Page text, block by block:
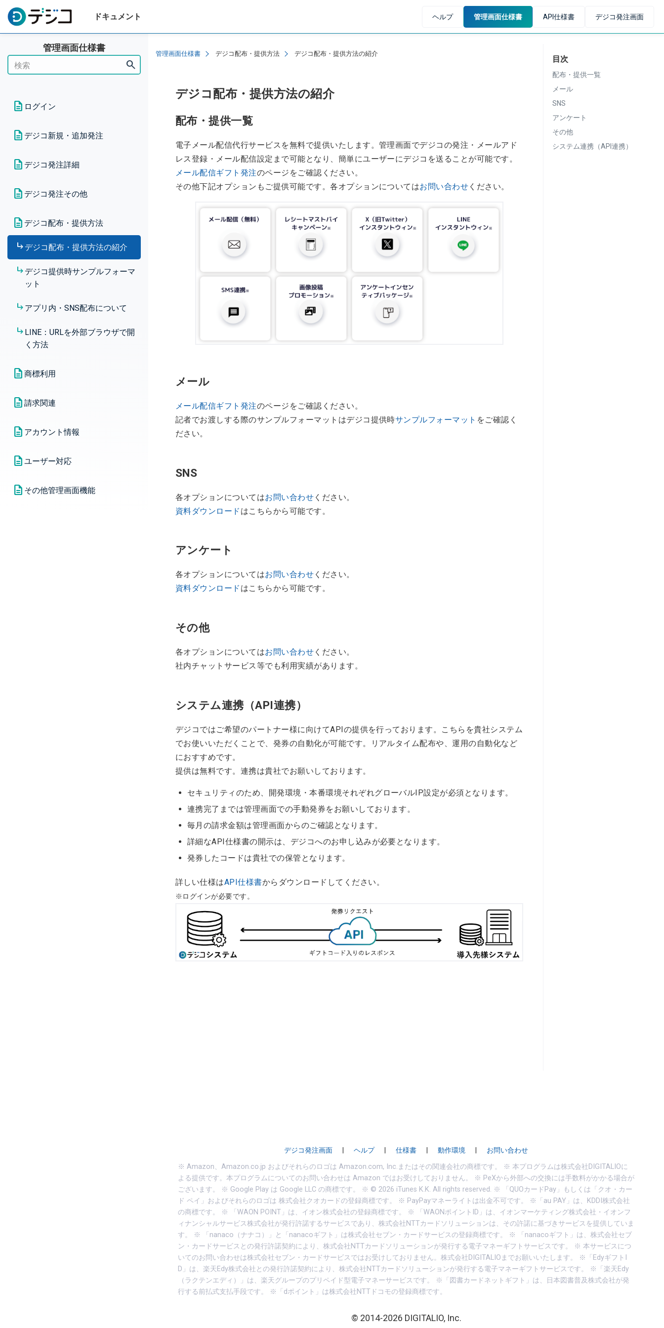
ドキュメント ヘルプ 管理画面仕様書 API仕様書 デジコ発注画面
管理画面仕様書
search
ログイン
ログインについて
えについて（ログインチュート
デジコ新規・追加発注
デジコ新規発注
発注）
ギフト新規発注｜CSVダウンロ
ード（承認制発注）
（即時発注）
ギフト新規発注｜メール配信
（承認制発注）
デジコ発注詳細
CSVダウンロード発注｜ステー
タスについて（承認制発注）
CSVダウンロード発注｜発券情
報ダウンロード
CSVダウンロード発注｜ステー
タスについて
ンロード
メール配信発注｜再送・配信エ
ラー対応
メール配信発注｜ステータスに
メール配信発注｜ステータスに
デジコ発注その他
設定券種・交換先
発注詳細機能
発注上限と当月発券量の確認
デジコ配布・提供方法
デジコ配布・提供方法の紹介
デジコ提供時サンプルフォーマ
ット
アプリ内・SNS配布について
LINE：URLを外部ブラウザで開
く方法
商標利用
ロゴ・名称のテキスト記載（商
請求関連
前払い｜請求確認・請求書発行
アカウント情報
アカウント情報｜メールアドレ
スログインの方
アカウント情報｜パートナーコ
ユーザー対応
交換に関するお問い合わせ
その他管理画面機能
目次
配布・提供一覧
メール
SNS
アンケート
その他
システム連携（API連携）
管理画面仕様書 デジコ配布・提供方法 デジコ配布・提供方法の紹介
デジコ配布・提供方法の紹介
配布・提供一覧
電子メール配信代行サービスを無料で提供いたします。管理画面でデジコの発注・メールアド
レス登録・メール配信設定まで可能となり、簡単にユーザーにデジコを送ることが可能です。
メール配信ギフト発注のページをご確認ください。
その他下記オプションもご提供可能です。各オプションについてはお問い合わせ ください。
メール
メール配信ギフト発注のページをご確認ください。
記者でお渡しする際のサンプルフォーマットはデジコ提供時サンプルフォーマット をご確認く
ださい。
SNS
各オプションについてはお問い合わせ ください。
資料ダウンロード はこちらから可能です。
アンケート
各オプションについてはお問い合わせ ください。
資料ダウンロード はこちらから可能です。
その他
各オプションについてはお問い合わせ ください。
社内チャットサービス等でも利用実績があります。
システム連携（API連携）
デジコではご希望のパートナー様に向けてAPIの提供を行っております。こちらを貴社システム
でお使いいただくことで、発券の自動化が可能です。リアルタイム配布や、運用の自動化など
におすすめです。
提供は無料です。連携は貴社でお願いしております。
セキュリティのため、開発環境・本番環境それぞれグローバルIP設定が必須となります。
連携完了までは管理画面での手動発券をお願いしております。
毎月の請求金額は管理画面からのご確認となります。
詳細なAPI仕様書の開示は、デジコへのお申し込みが必要となります。
発券したコードは貴社での保管となります。
詳しい仕様はAPI仕様書からダウンロードしてください。
※ログインが必要です。
デジコ発注画面 ヘルプ 仕様書 動作環境
お問い合わせ
※ Amazon、Amazon.co.jp およびそれらのロゴは Amazon.com, Inc.またはその関連会社の商標です。 ※ 本プログラムは株式会社DIGITALIOに
よる提供です。本プログラムについてのお問い合わせは Amazon ではお受けしておりません。 ※ PeXから外部への交換には手数料がかかる場合が
ございます。 ※ Google Play は Google LLC の商標です。 ※ © 2026 iTunes K.K. All rights reserved. ※ 「QUOカードPay」もしくは「クオ・カー
ド ペイ」およびそれらのロゴは 株式会社クオカードの登録商標です。 ※ PayPayマネーライトは出金不可です。 ※「au PAY」は、KDDI株式会社
の商標です。 ※ 「WAON POINT」は、イオン株式会社の登録商標です。 ※ 「WAONポイントID」は、イオンマーケティング株式会社・イオンフ
ィナンシャルサービス株式会社が発行許諾するサービスであり、株式会社NTTカードソリューションは、その許諾に基づきサービスを提供していま
す。 ※ 「nanaco（ナナコ）」と「nanacoギフト」は株式会社セブン・カードサービスの登録商標です。 ※ 「nanacoギフト」は、株式会社セブ
ン・カードサービスとの発行許諾契約により、株式会社NTTカードソリューションが発行する電子マネーギフトサービスです。 ※ 本サービスにつ
いてのお問い合わせは株式会社セブン・カードサービスではお受けしておりません。株式会社DIGITALIOまでお願いいたします。 ※「EdyギフトI
D」は、楽天Edy株式会社との発行許諾契約により、株式会社NTTカードソリューションが発行する電子マネーギフトサービスです。 ※「楽天Edy
（ラクテンエディ）」は、楽天グループのプリペイド型電子マネーサービスです。 ※「図書カードネットギフト」は、日本図書普及株式会社が発
行する前払式支払手段です。 ※「dポイント」は株式会社NTTドコモの登録商標です。
© 2014-2026 DIGITALIO, Inc.